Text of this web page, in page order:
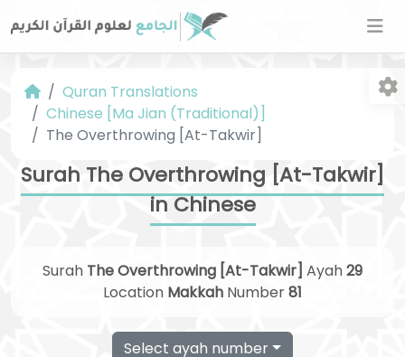
Quran Translations
Chinese [Ma Jian (Traditional)]
The Overthrowing [At-Takwir]
Surah The Overthrowing [At-Takwir]
in Chinese
Surah The Overthrowing [At-Takwir] Ayah29
Location Makkah Number81
Select ayah number